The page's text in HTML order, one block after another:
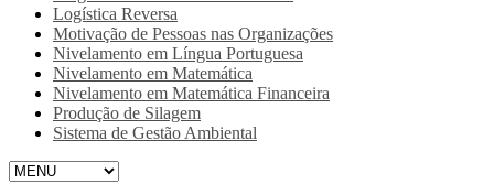
Logística Reversa
Motivação de Pessoas nas Organizações
Nivelamento em Língua Portuguesa
Nivelamento em Matemática
Nivelamento em Matemática Financeira
Produção de Silagem
Sistema de Gestão Ambiental